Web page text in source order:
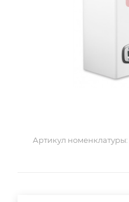
Артикул номенклатуры: